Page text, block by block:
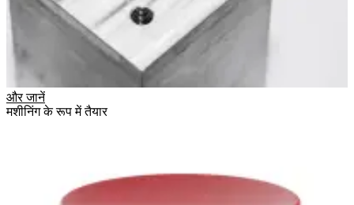
और जानें
मशीनिंग के रूप में तैयार